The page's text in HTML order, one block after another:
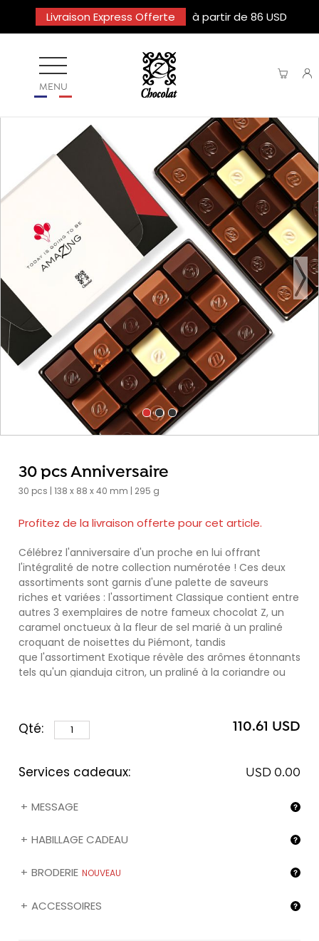
Livraison Express Offerte à partir de 86 USD
MENU
30 pcs Anniversaire
30 pcs | 138 x 88 x 40 mm | 295 g
Profitez de la livraison offerte pour cet article.
Célébrez l'anniversaire d'un proche en lui offrant
l'intégralité de notre collection numérotée ! Ces deux
assortiments sont garnis d'une palette de saveurs
riches et variées : l'assortiment Classique contient entre
autres 3 exemplaires de notre fameux chocolat Z, un
caramel onctueux à la fleur de sel marié à un praliné
croquant de noisettes du Piémont, tandis
que l'assortiment Exotique révèle des arômes étonnants
tels qu'un gianduja citron, un praliné à la coriandre ou
Qté: 110.61 USD
Services cadeaux: USD 0.00
MESSAGE
HABILLAGE CADEAU
BRODERIE NOUVEAU
ACCESSOIRES